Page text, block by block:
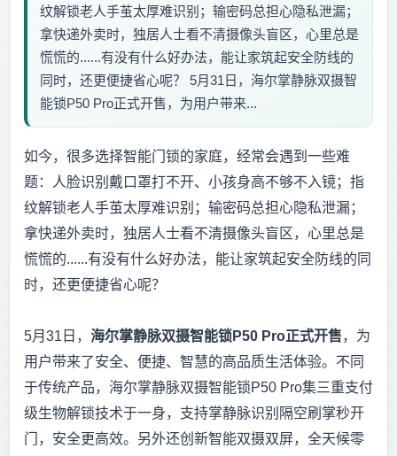
纹解锁老人手茧太厚难识别；输密码总担心隐私泄漏；
拿快递外卖时，独居人士看不清摄像头盲区，心里总是
慌慌的......有没有什么好办法，能让家筑起安全防线的
同时，还更便捷省心呢？ 5月31日，海尔掌静脉双摄智
能锁P50 Pro正式开售，为用户带来...
如今，很多选择智能门锁的家庭，经常会遇到一些难
题：人脸识别戴口罩打不开、小孩身高不够不入镜；指
纹解锁老人手茧太厚难识别；输密码总担心隐私泄漏；
拿快递外卖时，独居人士看不清摄像头盲区，心里总是
慌慌的......有没有什么好办法，能让家筑起安全防线的同
时，还更便捷省心呢？
5月31日， 海尔掌静脉双摄智能锁P50 Pro正式开售，为
用户带来了安全、便捷、智慧的高品质生活体验。不同
于传统产品，海尔掌静脉双摄智能锁P50 Pro集三重支付
级生物解锁技术于一身，支持掌静脉识别隔空刷掌秒开
门，安全更高效。另外还创新智能双摄双屏，全天候零